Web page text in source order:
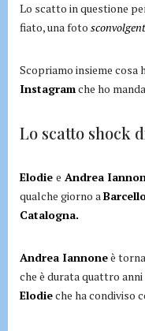
Lo scatto in questione
fiato, una foto
Scopriamo insieme
Instagramche ho
Lo scatto shock
Elodie e Andrea
qualche giorno a
Catalogna.
Andrea Iannoneè
che è durata quattro
Elodieche ha condiviso